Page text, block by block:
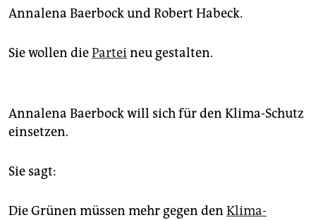
Annalena Baerbock und Robert Habeck.
Sie wollen dieParteineu gestalten.
Annalena Baerbock will sich für den Klima-Schutz
einsetzen.
Sie sagt:
Die Grünen müssen mehr gegen den Klima-